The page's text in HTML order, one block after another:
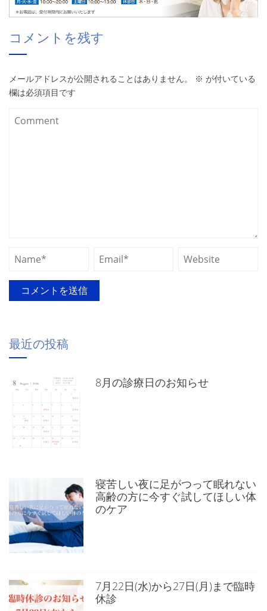
コメントを残す
メールアドレスが公開されることはありません。 ※ が付いている
欄は必須項目です
最近の投稿
8月の診療日のお知らせ
寝苦しい夜に足がつって眠れない
高齢の方に今すぐ試してほしい体
のケア
7月22日(水)から27日(月)まで臨時
休診